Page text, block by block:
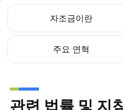
자조금이란
주요 연혁
관련 법률 및 지